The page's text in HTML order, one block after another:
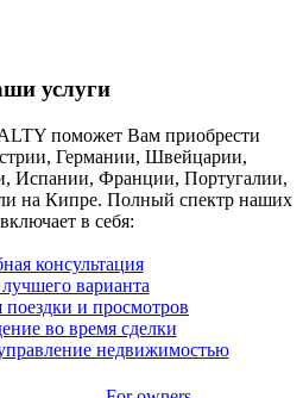
услуги
поможет Вам приобрести
Германии, Швейцарии,
Испании, Франции, Португалии,
на Кипре. Полный спектр наших
в себя:
консультация
варианта
поездки и просмотров
во время сделки
недвижимостью